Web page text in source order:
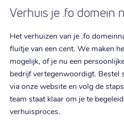
Verhuis je .fo domein
Het verhuizen van je .fo
fluitje van een cent. We maken
mogelijk, of je nu een
bedrijf vertegenwoordigt. Bestel
via onze website en volg de
team staat klaar om je te
verhuisproces.